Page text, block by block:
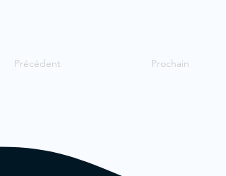
Précédent Prochain